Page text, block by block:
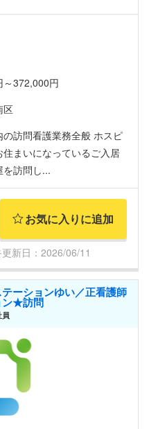
～372,000円
区
訪問看護業務全般 ホスピ
住まいになっているご入居
訪問し...
お気に入りに追加
新日：2026/06/11
ーションゆい／正看護師
ン★訪問